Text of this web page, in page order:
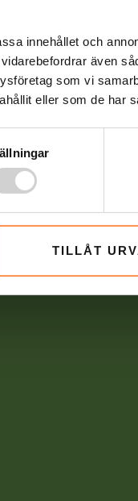
innehållet och
även
som vi
eller som de har
TILLÅT